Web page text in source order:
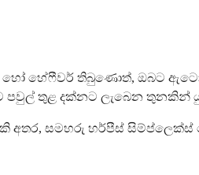
හෝ හේෆීවර් තිබුණොත්, ඔබට
තුළ දක්නට ලැබෙන තුනකින්
අතර, සමහරු හර්පීස්